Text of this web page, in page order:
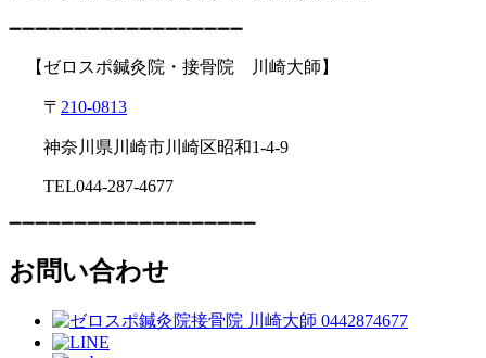
➖➖➖➖➖➖➖➖➖➖➖➖➖➖➖➖➖➖
【ゼロスポ鍼灸院・接骨院 川崎大師 】
〒 210-0813
神奈川県川崎市川崎区昭和1-4-9
TEL044-287-4677
➖➖➖➖➖➖➖➖➖➖➖➖➖➖➖➖➖➖➖
お問い合わせ